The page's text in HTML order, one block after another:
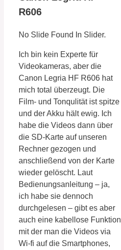
R606
No Slide Found In Slider.
Ich bin kein Experte für
Videokameras, aber die
Canon Legria HF R606 hat
mich total überzeugt. Die
Film- und Tonqulität ist spitze
und der Akku hält ewig. Ich
habe die Videos dann über
die SD-Karte auf unseren
Rechner gezogen und
anschließend von der Karte
wieder gelöscht. Laut
Bedienungsanleitung – ja,
ich habe sie dennoch
durchgelesen – gibt es aber
auch eine kabellose Funktion
mit der man die Videos via
Wi-fi auf die Smartphones,